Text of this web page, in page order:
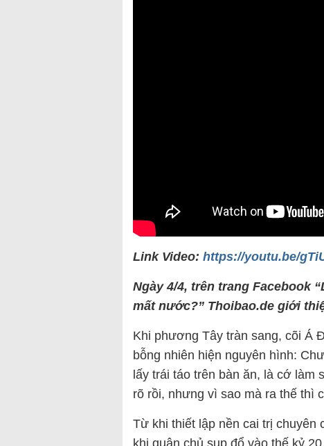
Link Video: https://youtu.be/
Ngày 4/4, trên trang Facebook
mất nước?” Thoibao.de giới
Khi phương Tây tràn sang, cõi Á
bỗng nhiên hiện nguyên hình:
lấy trái táo trên bàn ăn, là cớ làm
rõ rồi, nhưng vì sao mà ra thế thì
Từ khi thiết lập nền cai trị chuyên